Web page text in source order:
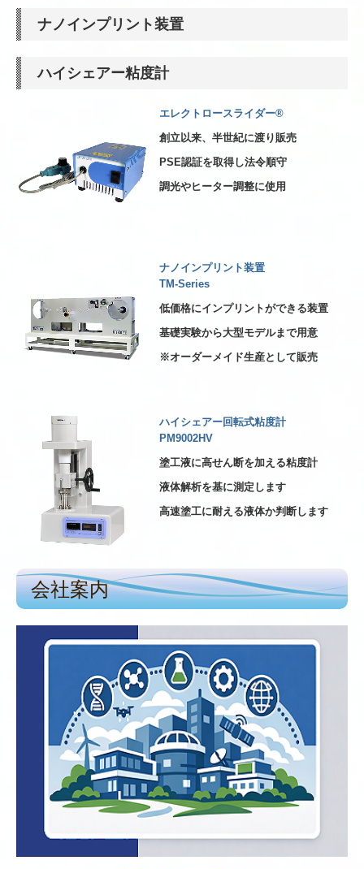
ナノインプリント装置
ハイシェアー粘度計
エレクトロースライダー®
創立以来、半世紀に渡り販売
PSE認証を取得し法令順守
調光やヒーター調整に使用
ナノインプリント装置
TM-Series
低価格にインプリントができる装置
基礎実験から大型モデルまで用意
※オーダーメイド生産として販売
ハイシェアー回転式粘度計
PM9002HV
塗工液に高せん断を加える粘度計
液体解析を基に測定します
高速塗工に耐える液体か判断します
会社案内